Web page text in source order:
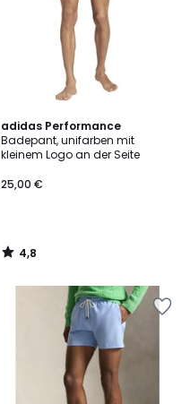
adidas Performance
Badepant, unifarben mit
kleinem Logo an der Seite
25,00 €
4,8
/ 5
4,8
/